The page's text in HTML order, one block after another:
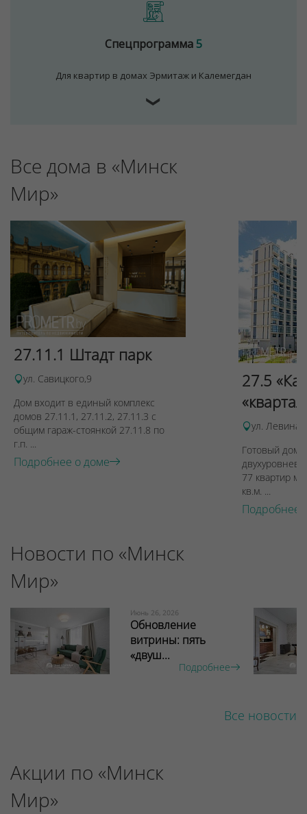
Спецпрограмма5
Для квартир в домах Эрмитаж и Калемегдан
❯
Все дома в «Минск
Мир»
27.11.1 Штадт парк
ул. Савицкого,9
Дом входит в единый комплекс
домов 27.11.1, 27.11.2, 27.11.3 с
общим гараж-стоянкой 27.11.8 по
г.п. ...
Подробнее о доме
27.5
ул. Левина,
Готовый дом
77 квартир
кв.м. ...
Подробнее
Новости по «Минск
Мир»
Июнь 26, 2026
Обновление
витрины: пять
«двуш...
Подробнее
Все новости
Акции по «Минск
Мир»
Для обеспечения удобства пользователей сайта
используются cookies
Отклонить